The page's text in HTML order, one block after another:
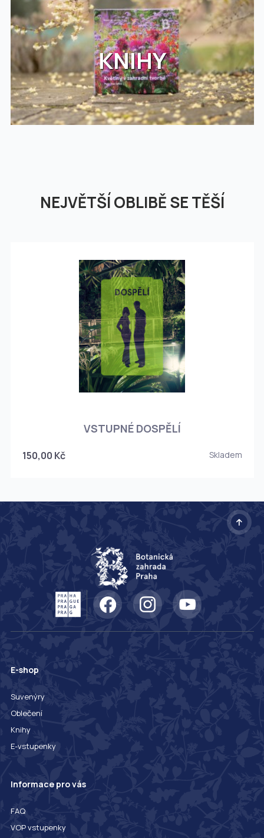
KNIHY
NEJVĚTŠÍ OBLIBĚ SE TĚŠÍ
VSTUPNÉ DOSPĚLÍ
150,00 Kč Skladem
E-shop
Suvenýry
Oblečení
Knihy
E-vstupenky
Informace pro vás
FAQ
VOP vstupenky